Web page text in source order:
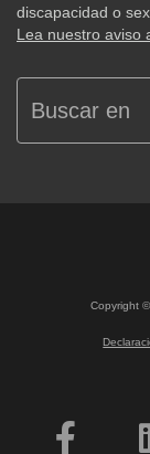
discapacidad o
Lea nuestro aviso
Copyright ©